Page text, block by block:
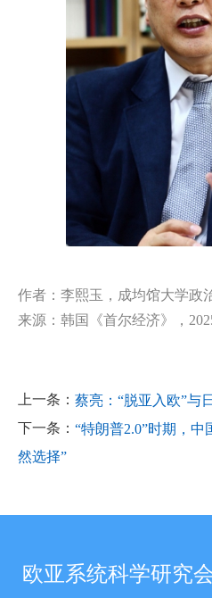
作者：李熙玉，成均馆大学政
来源：韩国《首尔经济》，
上一条： 蔡亮：“脱亚入欧”与
下一条： “特朗普2.0”时期，
然选择”
欧亚系统科学研究